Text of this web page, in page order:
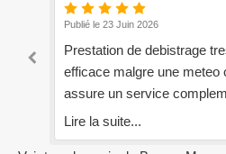
Publié le 18 Juin 2026
J’ai recherché un artisan
j’ai trouvé la société Mayer
message, donné mes
un contact la journée
nos jours). Nous nous
Lire la suite...